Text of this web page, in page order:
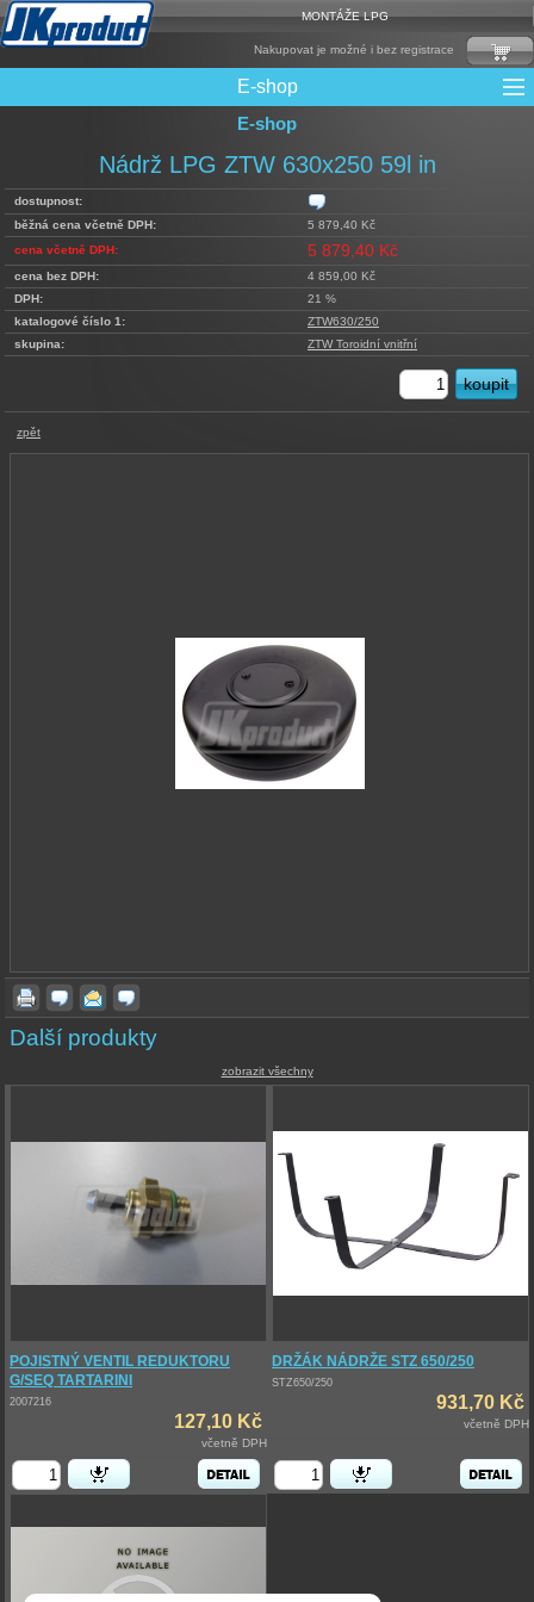
MONTÁŽE LPG
Nakupovat je možné i bez registrace
E-shop
CNG Nádrže
Elektronika + Emulátory
Filtry + Membrány
LPG Nádrže
Mixy + protizášlehové klapky
Multiventily + příslušenství
Ochrana Motoru
Přepínače
Rámy nádrží
Redukce plnění
Reduktory
Řídící jednotky + Testry
Sady + vstřikovače
Spojovací Materiál
Spotřební materiál
Trubky a Hadice
Ventily
E-shop
Nádrž LPG ZTW 630x250 59l in
dostupnost:
běžná cena včetně DPH:
5 879,40 Kč
cena včetně DPH:
5 879,40 Kč
cena bez DPH:
4 859,00 Kč
DPH:
21 %
katalogové číslo 1:
ZTW630/250
skupina:
ZTW Toroidní vnitřní
zpět
Další produkty
zobrazit všechny
POJISTNÝ VENTIL REDUKTORU
G/SEQ TARTARINI
2007216
127,10 Kč
včetně DPH
DRŽÁK NÁDRŽE STZ 650/250
STZ650/250
931,70 Kč
včetně DPH